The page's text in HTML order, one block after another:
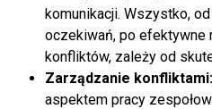
komunikacji. Wszystko,
oczekiwań, po
konfliktów, zależy od
Zarządzanie konfliktami:
aspektem pracy